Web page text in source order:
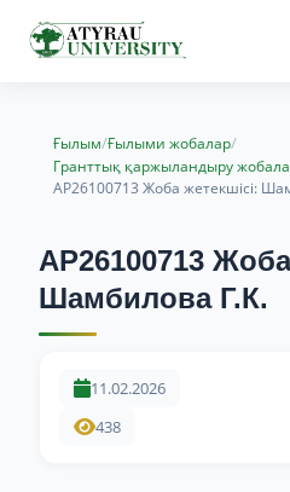
Ғылым/Ғылыми жобалар/
Гранттық қаржыландыру
AP26100713 Жоба жетекшісі:
AP26100713
Шамбилова Г.К.
11.02.2026
438